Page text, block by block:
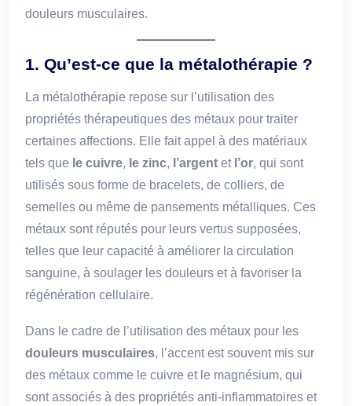
douleurs musculaires.
1. Qu’est-ce que la métalothérapie ?
La métalothérapie repose sur l’utilisation des
propriétés thérapeutiques des métaux pour traiter
certaines affections. Elle fait appel à des matériaux
tels que le cuivre, le zinc, l’argent et l’or, qui sont
utilisés sous forme de bracelets, de colliers, de
semelles ou même de pansements métalliques. Ces
métaux sont réputés pour leurs vertus supposées,
telles que leur capacité à améliorer la circulation
sanguine, à soulager les douleurs et à favoriser la
régénération cellulaire.
Dans le cadre de l’utilisation des métaux pour les
douleurs musculaires, l’accent est souvent mis sur
des métaux comme le cuivre et le magnésium, qui
sont associés à des propriétés anti-inflammatoires et